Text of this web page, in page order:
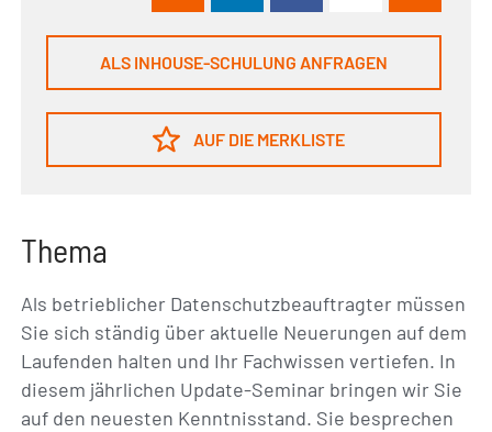
ALS INHOUSE-SCHULUNG ANFRAGEN
AUF DIE MERKLISTE
Thema
Als betrieblicher Datenschutzbeauftragter müssen
Sie sich ständig über aktuelle Neuerungen auf dem
Laufenden halten und Ihr Fachwissen vertiefen. In
diesem jährlichen Update-Seminar bringen wir Sie
auf den neuesten Kenntnisstand. Sie besprechen